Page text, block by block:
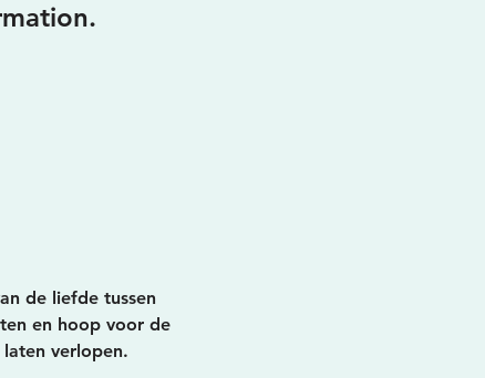
de liefde tussen
en hoop voor de
verlopen.